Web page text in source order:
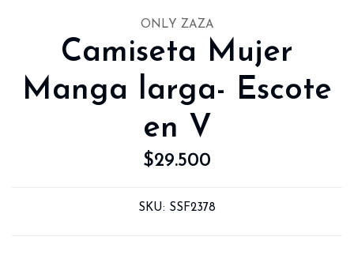
ONLY ZAZA
Camiseta Mujer
Manga larga- Escote
en V
$29.500
SKU: SSF2378